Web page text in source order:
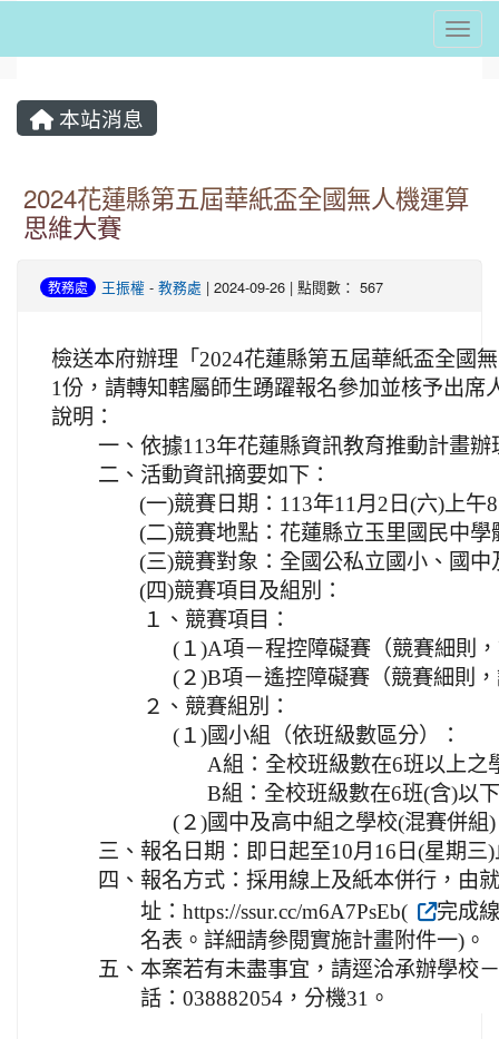
⏸
本站消息
2024花蓮縣第五屆華紙盃全國無人機運算
思維大賽
教務處 王振權 - 教務處 | 2024-09-26 | 點閱數： 567
檢送本府辦理「2024花蓮縣第五屆華紙盃全國
1份，請轉知轄屬師生踴躍報名參加並核予出席
說明：
一、 依據113年花蓮縣資訊教育推動計畫辦
二、 活動資訊摘要如下：
(一)競賽日期：113年11月2日(六)上午
(二)競賽地點：花蓮縣立玉里國民中學
(三)競賽對象：全國公私立國小、國
(四)競賽項目及組別：
１、 競賽項目：
(１)A項－程控障礙賽（競賽細則
(２)B項－遙控障礙賽（競賽細則
２、 競賽組別：
(１)國小組（依班級數區分）：
A組：全校班級數在6班以上之
B組：全校班級數在6班(含)以
(２)國中及高中組之學校(混賽併組
三、 報名日期：即日起至10月16日(星期三
四、 報名方式：採用線上及紙本併行，由
址：https://ssur.cc/m6A7PsEb(
完成
名表。詳細請參閱實施計畫附件一)。
五、 本案若有未盡事宜，請逕洽承辦學校
話：038882054，分機31。